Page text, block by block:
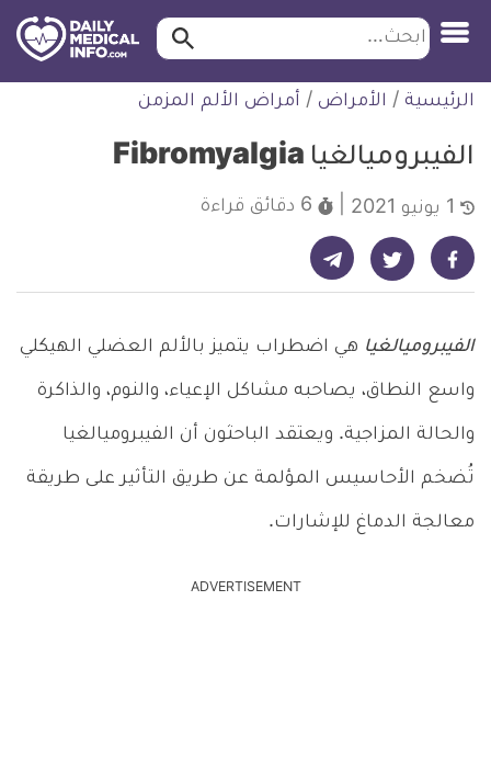
التخطي
للمحتوى
طبية
ابحث ابحث…
الرئيسية / الأمراض / أمراض الألم المزمن
الفيبروميالغيا Fibromyalgia
6 دقائق قراءة
شارك على فيسبوك - ديلي ميديكال انفو شارك على تويتر - ديلي ميديكال انفو شارك على تيليجرام - ديلي ميديكال انفو
الفيبروميالغيا هي اضطراب يتميز بالألم العضلي الهيكلي
واسع النطاق، يصاحبه مشاكل الإعياء، والنوم، والذاكرة
والحالة المزاجية. ويعتقد الباحثون أن الفيبروميالغيا
تُضخم الأحاسيس المؤلمة عن طريق التأثير على طريقة
معالجة الدماغ للإشارات.
ADVERTISEMENT